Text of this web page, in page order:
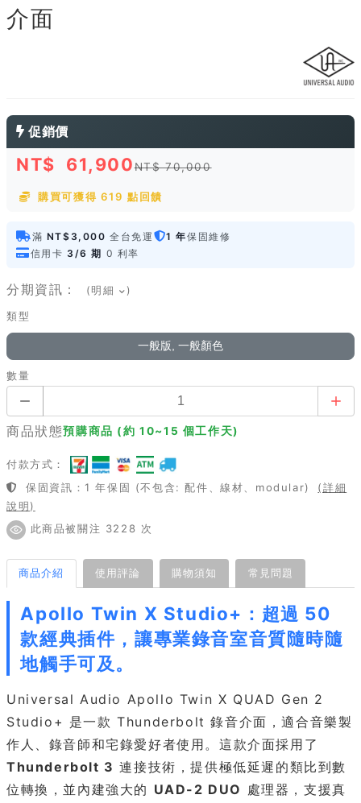
介面
促銷價
NT$ 61,900NT$ 70,000
購買可獲得 619 點回饋
滿 NT$3,000 全台免運 1 年保固維修
信用卡 3/6 期 0 利率
分期資訊： (明細 )
類型
一般版, 一般顏色
數量
商品狀態預購商品 (約 10~15 個工作天)
付款方式：
保固資訊：1 年保固 (不包含: 配件、線材、modular)
(詳細
說明)
此商品被關注 3228 次
商品介紹 使用評論 購物須知 常見問題
Apollo Twin X Studio+：超過 50
款經典插件，讓專業錄音室音質隨時隨
地觸手可及。
Universal Audio Apollo Twin X QUAD Gen 2
Studio+ 是一款 Thunderbolt 錄音介面，適合音樂製
作人、錄音師和宅錄愛好者使用。這款介面採用了
Thunderbolt 3 連接技術，提供極低延遲的類比到數
位轉換，並內建強大的 UAD-2 DUO 處理器，支援真